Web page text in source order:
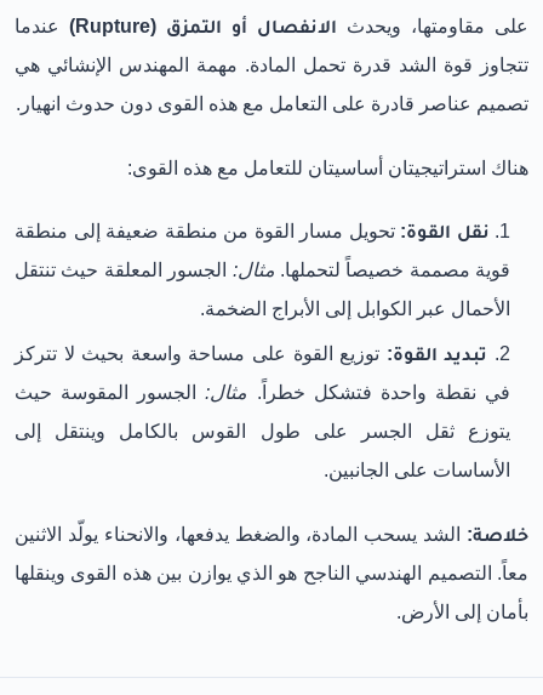
على مقاومتها، ويحدث الانفصال أو التمزق (Rupture)
عندما
تتجاوز قوة الشد قدرة تحمل المادة. مهمة المهندس الإنشائي هي
تصميم عناصر قادرة على التعامل مع هذه القوى دون حدوث انهيار.
هناك استراتيجيتان أساسيتان للتعامل مع هذه القوى:
نقل القوة: تحويل مسار القوة من منطقة ضعيفة إلى منطقة
قوية مصممة خصيصاً لتحملها. مثال: الجسور المعلقة حيث تنتقل
الأحمال عبر الكوابل إلى الأبراج الضخمة.
تبديد القوة: توزيع القوة على مساحة واسعة بحيث لا تتركز
في نقطة واحدة فتشكل خطراً. مثال:الجسور المقوسة حيث
يتوزع ثقل الجسر على طول القوس بالكامل وينتقل إلى
الأساسات على الجانبين.
خلاصة: الشد يسحب المادة، والضغط يدفعها، والانحناء يولّد الاثنين
معاً. التصميم الهندسي الناجح هو الذي يوازن بين هذه القوى وينقلها
بأمان إلى الأرض.